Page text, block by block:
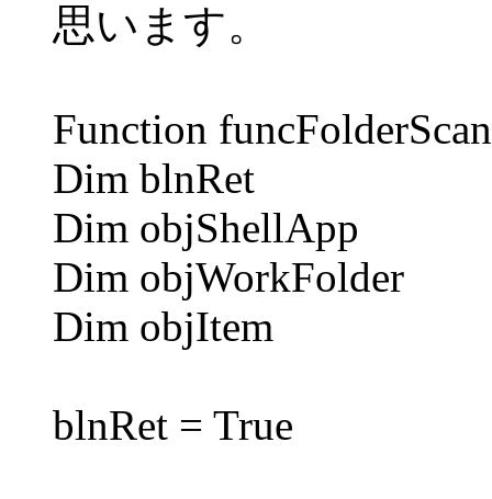
思います。
Function
Dim blnRet
Dim objShellApp
Dim objWorkFolder
Dim objItem
blnRet = True